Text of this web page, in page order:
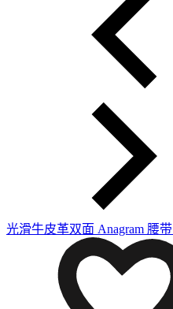
光滑牛皮革双面 Anagram 腰带